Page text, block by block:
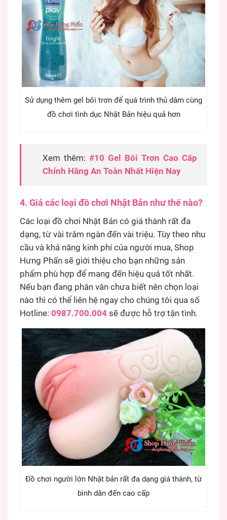
Sử dụng thêm gel bôi trơn để quá trình thủ dâm cùng
đồ chơi tình dục Nhật Bản hiệu quả hơn
Xem thêm: #10 Gel Bôi Trơn Cao Cấp
Chính Hãng An Toàn Nhất Hiện Nay
4. Giá các loại đồ chơi Nhật Bản như thế nào?
Các loại đồ chơi Nhật Bản có giá thành rất đa
dạng, từ vài trăm ngàn đến vài triệu. Tùy theo nhu
cầu và khả năng kinh phí của người mua, Shop
Hưng Phấn sẽ giới thiệu cho bạn những sản
phẩm phù hợp để mang đến hiệu quả tốt nhất.
Nếu bạn đang phân vân chưa biết nên chọn loại
nào thì có thể liên hệ ngay cho chúng tôi qua số
Hotline: 0987.700.004 sẽ được hỗ trợ tận tình.
Đồ chơi người lớn Nhật bản rất đa dạng giá thành, từ
bình dân đến cao cấp